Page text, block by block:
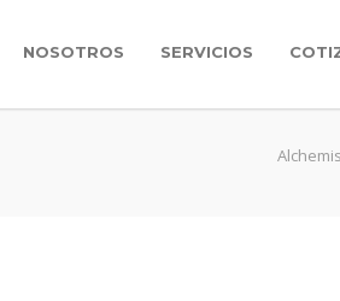
NOSOTROS SERVICIOS